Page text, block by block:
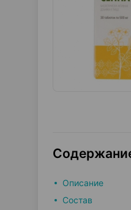
Описание
Состав